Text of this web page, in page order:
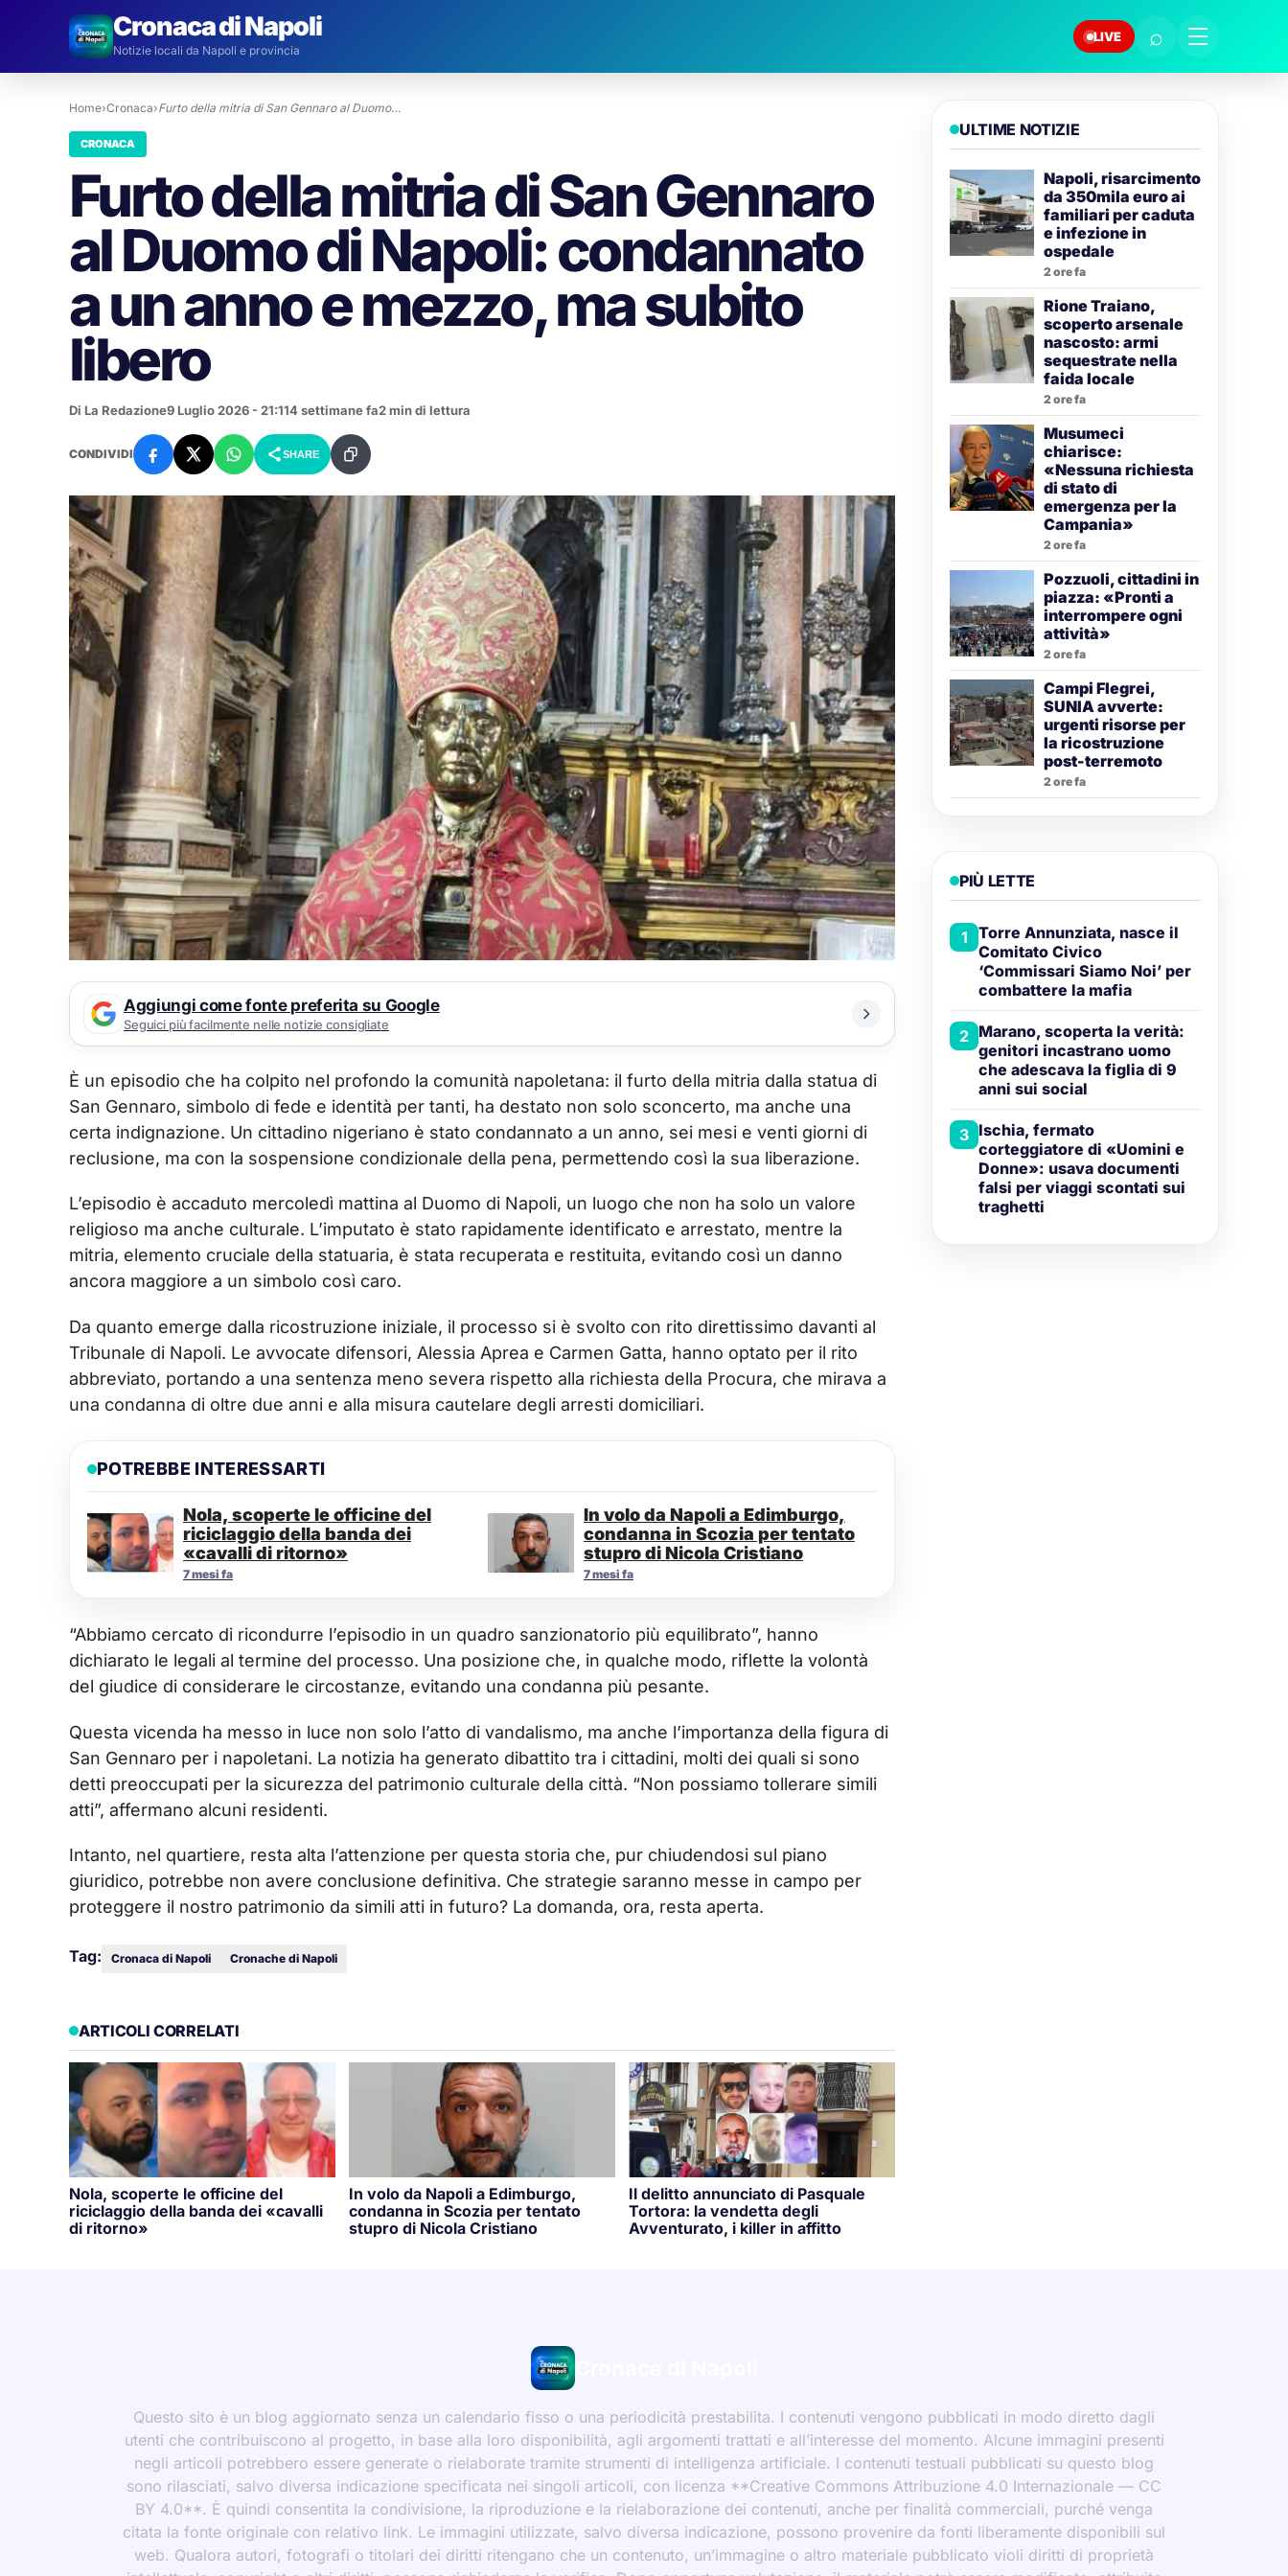
Cronaca di Napoli
Notizie locali da Napoli e provincia
LIVE ⌕
Home›Cronaca›Furto della mitria di San Gennaro al Duomo…
CRONACA
Furto della mitria di San Gennaro
al Duomo di Napoli: condannato
a un anno e mezzo, ma subito
libero
Di La Redazione9 Luglio 2026 - 21:114 settimane fa2 min di lettura
CONDIVIDI SHARE
Aggiungi come fonte preferita su Google
Seguici più facilmente nelle notizie consigliate
È un episodio che ha colpito nel profondo la comunità napoletana: il furto della mitria dalla statua di
San Gennaro, simbolo di fede e identità per tanti, ha destato non solo sconcerto, ma anche una
certa indignazione. Un cittadino nigeriano è stato condannato a un anno, sei mesi e venti giorni di
reclusione, ma con la sospensione condizionale della pena, permettendo così la sua liberazione.
L’episodio è accaduto mercoledì mattina al Duomo di Napoli, un luogo che non ha solo un valore
religioso ma anche culturale. L’imputato è stato rapidamente identificato e arrestato, mentre la
mitria, elemento cruciale della statuaria, è stata recuperata e restituita, evitando così un danno
ancora maggiore a un simbolo così caro.
Da quanto emerge dalla ricostruzione iniziale, il processo si è svolto con rito direttissimo davanti al
Tribunale di Napoli. Le avvocate difensori, Alessia Aprea e Carmen Gatta, hanno optato per il rito
abbreviato, portando a una sentenza meno severa rispetto alla richiesta della Procura, che mirava a
una condanna di oltre due anni e alla misura cautelare degli arresti domiciliari.
POTREBBE INTERESSARTI
Nola, scoperte le officine del
riciclaggio della banda dei
«cavalli di ritorno»
7 mesi fa
In volo da Napoli a Edimburgo,
condanna in Scozia per tentato
stupro di Nicola Cristiano
7 mesi fa
“Abbiamo cercato di ricondurre l’episodio in un quadro sanzionatorio più equilibrato”, hanno
dichiarato le legali al termine del processo. Una posizione che, in qualche modo, riflette la volontà
del giudice di considerare le circostanze, evitando una condanna più pesante.
Questa vicenda ha messo in luce non solo l’atto di vandalismo, ma anche l’importanza della figura di
San Gennaro per i napoletani. La notizia ha generato dibattito tra i cittadini, molti dei quali si sono
detti preoccupati per la sicurezza del patrimonio culturale della città. “Non possiamo tollerare simili
atti”, affermano alcuni residenti.
Intanto, nel quartiere, resta alta l’attenzione per questa storia che, pur chiudendosi sul piano
giuridico, potrebbe non avere conclusione definitiva. Che strategie saranno messe in campo per
proteggere il nostro patrimonio da simili atti in futuro? La domanda, ora, resta aperta.
Tag: Cronaca di Napoli Cronache di Napoli
ARTICOLI CORRELATI
Nola, scoperte le officine del
riciclaggio della banda dei «cavalli
di ritorno»
In volo da Napoli a Edimburgo,
condanna in Scozia per tentato
stupro di Nicola Cristiano
Il delitto annunciato di Pasquale
Tortora: la vendetta degli
Avventurato, i killer in affitto
ULTIME NOTIZIE
Napoli, risarcimento
da 350mila euro ai
familiari per caduta
e infezione in
ospedale
2 ore fa
Rione Traiano,
scoperto arsenale
nascosto: armi
sequestrate nella
faida locale
2 ore fa
Musumeci
chiarisce:
«Nessuna richiesta
di stato di
emergenza per la
Campania»
2 ore fa
Pozzuoli, cittadini in
piazza: «Pronti a
interrompere ogni
attività»
2 ore fa
Campi Flegrei,
SUNIA avverte:
urgenti risorse per
la ricostruzione
post-terremoto
2 ore fa
PIÙ LETTE
1 Torre Annunziata, nasce il
Comitato Civico
‘Commissari Siamo Noi’ per
combattere la mafia
2 Marano, scoperta la verità:
genitori incastrano uomo
che adescava la figlia di 9
anni sui social
3 Ischia, fermato
corteggiatore di «Uomini e
Donne»: usava documenti
falsi per viaggi scontati sui
traghetti
Cronaca di Napoli
Questo sito è un blog aggiornato senza un calendario fisso o una periodicità prestabilita. I contenuti vengono pubblicati in modo diretto dagli
utenti che contribuiscono al progetto, in base alla loro disponibilità, agli argomenti trattati e all’interesse del momento. Alcune immagini presenti
negli articoli potrebbero essere generate o rielaborate tramite strumenti di intelligenza artificiale. I contenuti testuali pubblicati su questo blog
sono rilasciati, salvo diversa indicazione specificata nei singoli articoli, con licenza **Creative Commons Attribuzione 4.0 Internazionale — CC
BY 4.0**. È quindi consentita la condivisione, la riproduzione e la rielaborazione dei contenuti, anche per finalità commerciali, purché venga
citata la fonte originale con relativo link. Le immagini utilizzate, salvo diversa indicazione, possono provenire da fonti liberamente disponibili sul
web. Qualora autori, fotografi o titolari dei diritti ritengano che un contenuto, un’immagine o altro materiale pubblicato violi diritti di proprietà